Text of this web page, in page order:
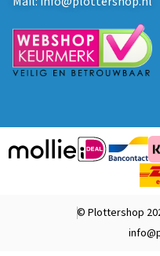
© Plottershop